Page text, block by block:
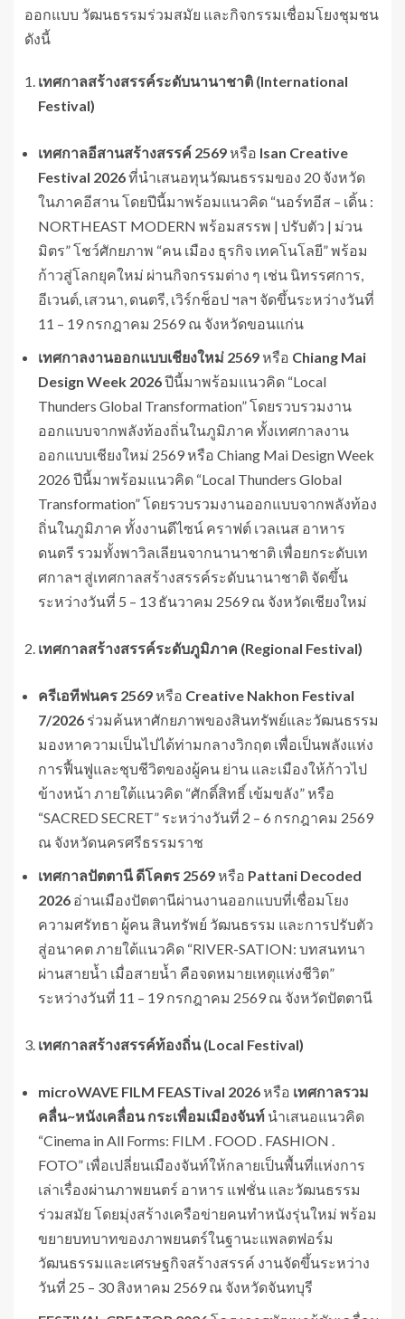
ออกแบบ วัฒนธรรมร่วมสมัย และกิจกรรมเชื่อมโยงชุมชน
ดังนี้
เทศกาลสร้างสรรค์ระดับนานาชาติ (International
Festival)
เทศกาลอีสานสร้างสรรค์ 2569หรือ Isan Creative
Festival 2026ที่นำเสนอทุนวัฒนธรรมของ 20 จังหวัด
ในภาคอีสาน โดยปีนี้มาพร้อมแนวคิด “นอร์ทอีส – เดิ้น :
NORTHEAST MODERN พร้อมสรรพ | ปรับตัว | ม่วน
มิตร” โชว์ศักยภาพ “คน เมือง ธุรกิจ เทคโนโลยี” พร้อม
ก้าวสู่โลกยุคใหม่ ผ่านกิจกรรมต่าง ๆ เช่น นิทรรศการ,
อีเวนต์, เสวนา, ดนตรี, เวิร์กช็อป ฯลฯ จัดขึ้นระหว่างวันที่
11 – 19 กรกฎาคม 2569 ณ จังหวัดขอนแก่น
เทศกาลงานออกแบบเชียงใหม่ 2569หรือ Chiang Mai
Design Week 2026ปีนี้มาพร้อมแนวคิด “Local
Thunders Global Transformation” โดยรวบรวมงาน
ออกแบบจากพลังท้องถิ่นในภูมิภาค ทั้งเทศกาลงาน
ออกแบบเชียงใหม่ 2569 หรือ Chiang Mai Design Week
2026 ปีนี้มาพร้อมแนวคิด “Local Thunders Global
Transformation” โดยรวบรวมงานออกแบบจากพลังท้อง
ถิ่นในภูมิภาค ทั้งงานดีไซน์ คราฟต์ เวลเนส อาหาร
ดนตรี รวมทั้งพาวิลเลียนจากนานาชาติ เพื่อยกระดับเท
ศกาลฯ สู่เทศกาลสร้างสรรค์ระดับนานาชาติ จัดขึ้น
ระหว่างวันที่ 5 – 13 ธันวาคม 2569 ณ จังหวัดเชียงใหม่
เทศกาลสร้างสรรค์ระดับภูมิภาค (Regional Festival)
ครีเอทีฟนคร 2569หรือ Creative Nakhon Festival
7/2026 ร่วมค้นหาศักยภาพของสินทรัพย์และวัฒนธรรม
มองหาความเป็นไปได้ท่ามกลางวิกฤต เพื่อเป็นพลังแห่ง
การฟื้นฟูและชุบชีวิตของผู้คน ย่าน และเมืองให้ก้าวไป
ข้างหน้า ภายใต้แนวคิด “ศักดิ์สิทธิ์ เข้มขลัง” หรือ
“SACRED SECRET” ระหว่างวันที่ 2 – 6 กรกฎาคม 2569
ณ จังหวัดนครศรีธรรมราช
เทศกาลปัตตานี ดีโคตร 2569หรือ Pattani Decoded
2026 อ่านเมืองปัตตานีผ่านงานออกแบบที่เชื่อมโยง
ความศรัทธา ผู้คน สินทรัพย์ วัฒนธรรม และการปรับตัว
สู่อนาคต ภายใต้แนวคิด “RIVER-SATION: บทสนทนา
ผ่านสายน้ำ เมื่อสายน้ำ คือจดหมายเหตุแห่งชีวิต”
ระหว่างวันที่ 11 – 19 กรกฎาคม 2569 ณ จังหวัดปัตตานี
เทศกาลสร้างสรรค์ท้องถิ่น (Local Festival)
microWAVE FILM FEASTival 2026หรือ เทศกาลรวม
คลื่น~หนังเคลื่อน กระเพื่อมเมืองจันท์ นำเสนอแนวคิด
“Cinema in All Forms: FILM . FOOD . FASHION .
FOTO” เพื่อเปลี่ยนเมืองจันท์ให้กลายเป็นพื้นที่แห่งการ
เล่าเรื่องผ่านภาพยนตร์ อาหาร แฟชั่น และวัฒนธรรม
ร่วมสมัย โดยมุ่งสร้างเครือข่ายคนทำหนังรุ่นใหม่ พร้อม
ขยายบทบาทของภาพยนตร์ในฐานะแพลตฟอร์ม
วัฒนธรรมและเศรษฐกิจสร้างสรรค์ งานจัดขึ้นระหว่าง
วันที่ 25 – 30 สิงหาคม 2569 ณ จังหวัดจันทบุรี